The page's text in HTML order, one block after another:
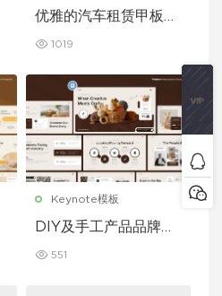
优雅的汽车租赁甲板主
1019
Keynote模板
DIY及手工产品品牌推
eynote 模板
551